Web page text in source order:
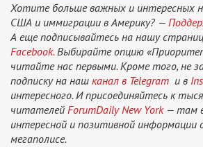
Хотите больше важных и интересных
США и иммиграции в Америку? —
А еще подписывайтесь на нашу
Facebook.Выбирайте опцию
читайте нас первыми. Кроме того, не
подписку на наш канал в Telegram и в
интересного. И присоединяйтесь к
читателей ForumDaily New York— там
интересной и позитивной информации
мегаполисе.